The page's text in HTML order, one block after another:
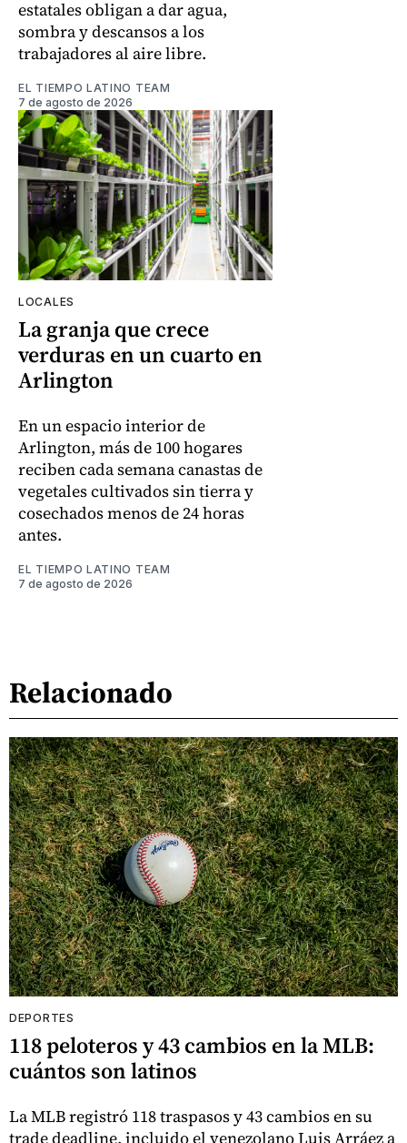
estatales obligan a dar agua,
sombra y descansos a los
trabajadores al aire libre.
EL TIEMPO LATINO TEAM
7 de agosto de 2026
LOCALES
La granja que crece
verduras en un cuarto en
Arlington
En un espacio interior de
Arlington, más de 100 hogares
reciben cada semana canastas de
vegetales cultivados sin tierra y
cosechados menos de 24 horas
antes.
EL TIEMPO LATINO TEAM
7 de agosto de 2026
Relacionado
DEPORTES
118 peloteros y 43 cambios en la MLB:
cuántos son latinos
La MLB registró 118 traspasos y 43 cambios en su
trade deadline, incluido el venezolano Luis Arráez a